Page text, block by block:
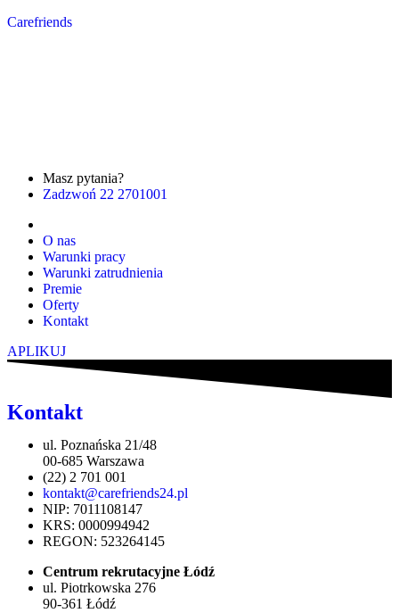
Carefriends
Masz pytania?
Zadzwoń 22 2701001
O nas
Warunki pracy
Warunki zatrudnienia
Premie
Oferty
Kontakt
APLIKUJ
Kontakt
ul. Poznańska 21/48
00-685 Warszawa
(22) 2 701 001
kontakt@carefriends24.pl
NIP: 7011108147
KRS: 0000994942
REGON: 523264145
Centrum rekrutacyjne Łódź
ul. Piotrkowska 276
90-361 Łódź